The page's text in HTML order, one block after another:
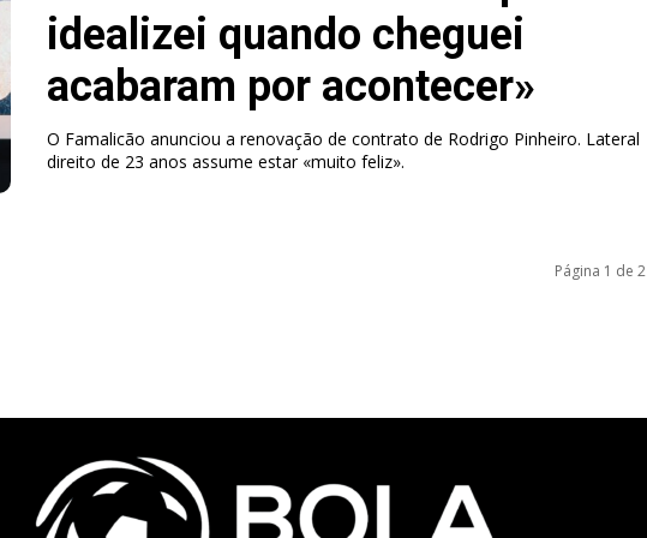
idealizei quando cheguei
acabaram por acontecer»
O Famalicão anunciou a renovação de contrato de Rodrigo Pinheiro. Lateral
direito de 23 anos assume estar «muito feliz».
Página 1 de 2